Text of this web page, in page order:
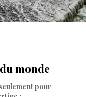
monde
pour